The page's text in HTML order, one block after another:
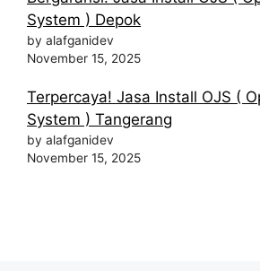
System ) Depok
by alafganidev
November 15, 2025
Terpercaya! Jasa Install OJS (
System ) Tangerang
by alafganidev
November 15, 2025